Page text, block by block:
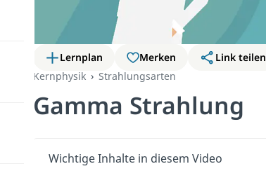
Lernplan Merken
Link teilen
Kernphysik
Strahlungsarten
Gamma Strahlung
Wichtige Inhalte in diesem Video